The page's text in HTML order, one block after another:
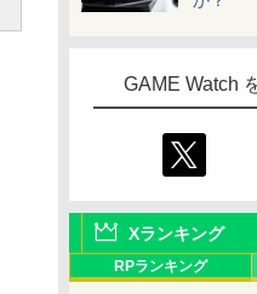
GAME Watch
Xランキング
RPランキング